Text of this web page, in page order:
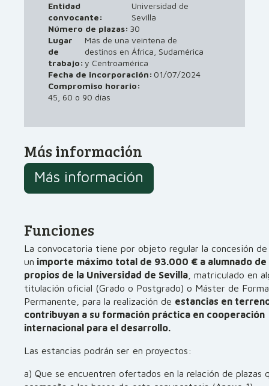
Entidad
convocante:
Universidad de
Sevilla
Número de plazas: 30
Lugar
de
trabajo:
Más de una veintena de
destinos en África, Sudamérica
y Centroamérica
Fecha de incorporación: 01/07/2024
Compromiso horario:
45, 60 o 90 días
Más información
Más información
Funciones
La convocatoria tiene por objeto regular la concesión
un importe máximo total de 93.000 € a alumnado
propios de la Universidad de Sevilla , matriculado en
titulación oficial (Grado o Postgrado) o Máster de
Permanente, para la realización de estancias en
contribuyan a su formación práctica en cooperación
internacional para el desarrollo.
Las estancias podrán ser en proyectos:
a) Que se encuentren ofertados en la relación de plazas